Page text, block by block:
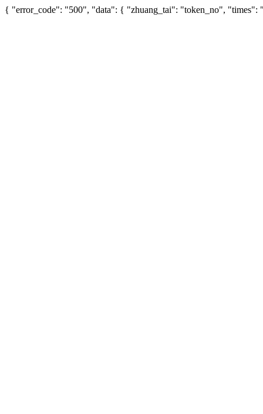
{ "error_code": "500", "data": { "zhuang_tai": "token_no", "times":